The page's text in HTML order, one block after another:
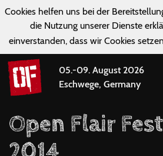
Cookies helfen uns bei der
die Nutzung unserer Dienste
einverstanden, dass wir Cookies
05.-09. August 2026
Eschwege, Germany
Open Flair